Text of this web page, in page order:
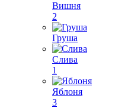
Вишня
2
Груша
Слива
1
Яблоня
3